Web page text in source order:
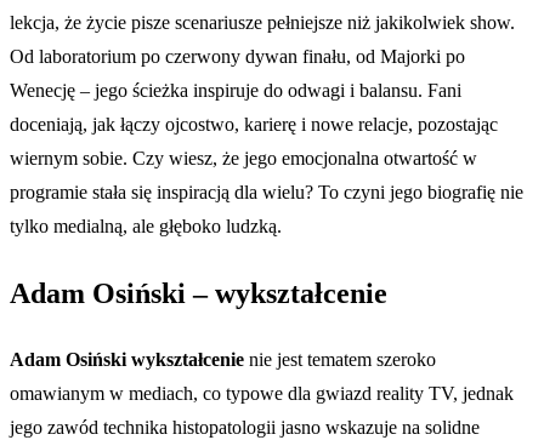
lekcja, że życie pisze scenariusze pełniejsze niż jakikolwiek show.
Od laboratorium po czerwony dywan finału, od Majorki po
Wenecję – jego ścieżka inspiruje do odwagi i balansu. Fani
doceniają, jak łączy ojcostwo, karierę i nowe relacje, pozostając
wiernym sobie. Czy wiesz, że jego emocjonalna otwartość w
programie stała się inspiracją dla wielu? To czyni jego biografię nie
tylko medialną, ale głęboko ludzką.
Adam Osiński – wykształcenie
Adam Osiński wykształcenie nie jest tematem szeroko
omawianym w mediach, co typowe dla gwiazd reality TV, jednak
jego zawód technika histopatologii jasno wskazuje na solidne